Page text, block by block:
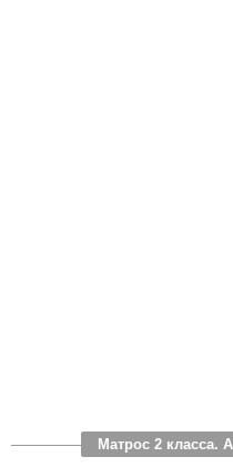
Матрос 2 класса.